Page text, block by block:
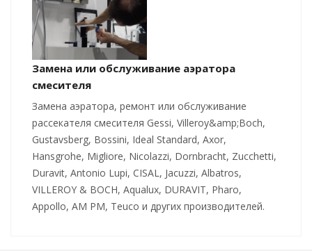
Замена или обслуживание аэратора
смесителя
Замена аэратора, ремонт или обслуживание
рассекателя смесителя Gessi, Villeroy&amp;Boch,
Gustavsberg, Bossini, Ideal Standard, Axor,
Hansgrohe, Migliore, Nicolazzi, Dornbracht, Zucchetti,
Duravit, Antonio Lupi, CISAL, Jacuzzi, Albatros,
VILLEROY & BOCH, Aqualux, DURAVIT, Pharo,
Appollo, AM PM, Teuco и других производителей.